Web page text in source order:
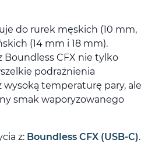
do rurek męskich (10 mm,
(14 mm i 18 mm).
Boundless CFX nie tylko
podrażnienia
temperaturę pary, ale
smak waporyzowanego
z: Boundless CFX (USB-C).